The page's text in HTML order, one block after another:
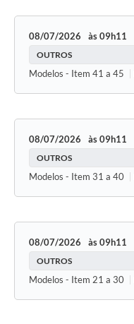
08/07/2026 09h11
OUTROS
Modelos - Item 41 a 45
08/07/2026 09h11
OUTROS
Modelos - Item 31 a 40
08/07/2026 09h11
OUTROS
Modelos - Item 21 a 30